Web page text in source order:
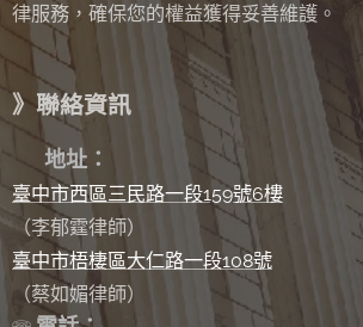
律服務，確保您的權益獲得妥善維護。
》聯絡資訊
地址：
臺中市西區三民路一段159號6樓
（李郁霆律師）
臺中市梧棲區大仁路一段108號
（蔡如媚律師）